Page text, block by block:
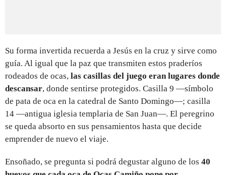
Su forma invertida recuerda a Jesús en la cruz y sirve como
guía. Al igual que la paz que transmiten estos praderíos
rodeados de ocas, las casillas del juego eran lugares donde
descansar, donde sentirse protegidos. Casilla 9 —símbolo
de pata de oca en la catedral de Santo Domingo—; casilla
14 —antigua iglesia templaria de San Juan—. El peregrino
se queda absorto en sus pensamientos hasta que decide
emprender de nuevo el viaje.
Ensoñado, se pregunta si podrá degustar alguno de los 40